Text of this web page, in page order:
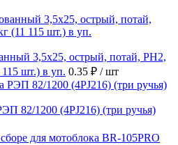
3,5х25, острый, потай, РН2,
шт.) в уп. 0.35 ₽ / шт
82/1200 (4PJ216) (три ручья)